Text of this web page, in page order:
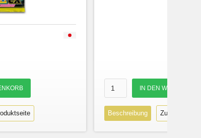
Beschreibung Zur